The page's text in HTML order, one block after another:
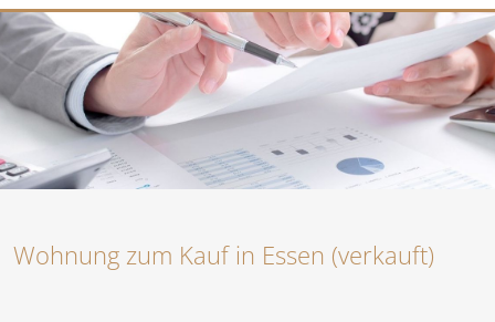
Wohnung zum Kauf in Essen (verkauft)